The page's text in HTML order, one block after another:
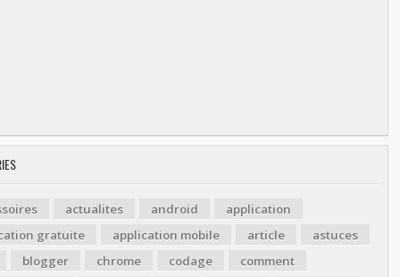
actualites android
application
gratuite
application mobile article
astuces
blogger
chrome codage
comment